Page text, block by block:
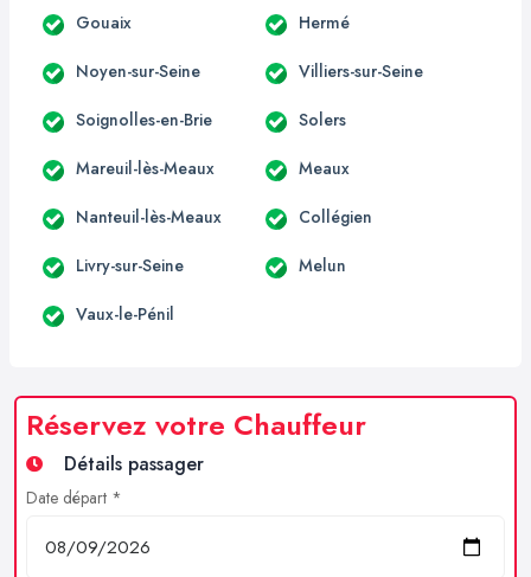
Gouaix Hermé
Noyen-sur-Seine Villiers-sur-Seine
Soignolles-en-Brie Solers
Mareuil-lès-Meaux Meaux
Nanteuil-lès-Meaux Collégien
Livry-sur-Seine Melun
Vaux-le-Pénil
Réservez votre Chauffeur
Détails passager
Date départ *